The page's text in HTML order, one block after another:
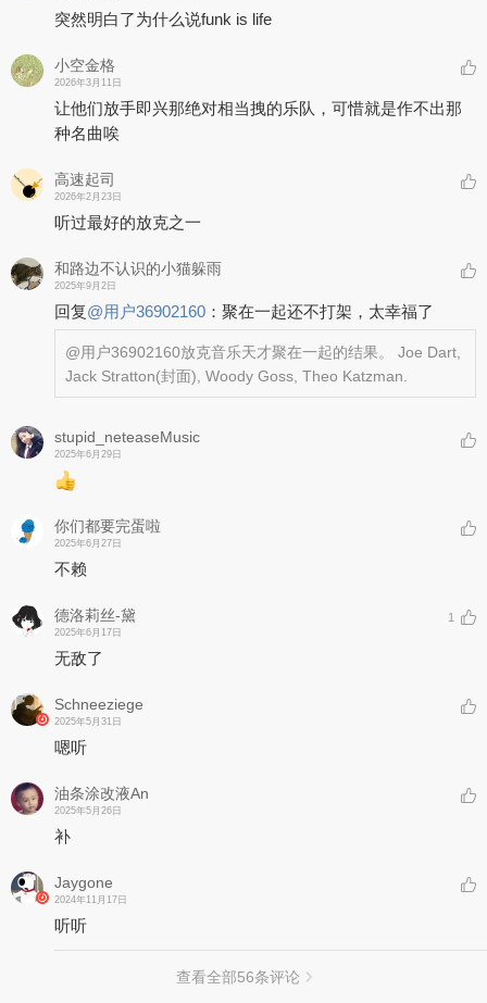
突然明白了为什么说funk is life
小空金格
2026年3月11日
让他们放手即兴那绝对相当拽的乐队，可惜就是作不出那
种名曲唉
高速起司
2026年2月23日
听过最好的放克之一
和路边不认识的小猫躲雨
2025年9月2日
回复@用户36902160 ： 聚在一起还不打架，太幸福了
@用户36902160放克音乐天才聚在一起的结果。 Joe Dart,
Jack Stratton(封面), Woody Goss, Theo Katzman.
stupid_neteaseMusic
2025年6月29日
你们都要完蛋啦
2025年6月27日
不赖
德洛莉丝-黛
2025年6月17日
1
无敌了
Schneeziege
2025年5月31日
嗯听
油条涂改液An
2025年5月26日
补
Jaygone
2024年11月17日
听听
查看全部56条评论